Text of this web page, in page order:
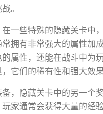
。
在一些特殊的隐藏关卡中
常拥有非常强大的属性加
的属性，还能在战斗中为
它们的稀有性和强大效
备，隐藏关卡中的另一个
玩家通常会获得大量的经